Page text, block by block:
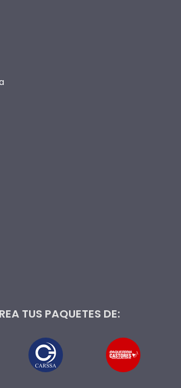
TUS PAQUETES DE: